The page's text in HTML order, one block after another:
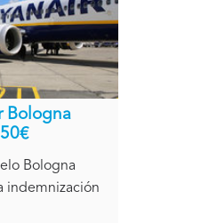
Bologna
Bologna
indemnización